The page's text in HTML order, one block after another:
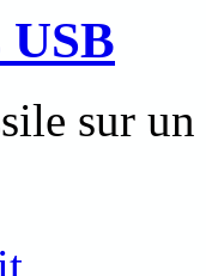
USB
sur